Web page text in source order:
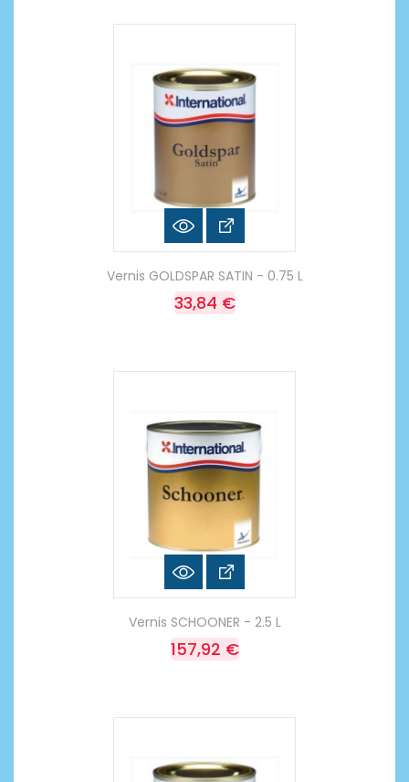
Vernis GOLDSPAR SATIN - 0.75 L
33,84 €
Vernis SCHOONER - 2.5 L
157,92 €